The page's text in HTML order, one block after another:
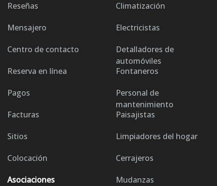
Reseñas
Mensajero
Centro de contacto
Reserva en línea
Pagos
Facturas
Sitios
Colocación
Asociaciones
Climatización
Electricistas
Detalladores de
automóviles
Fontaneros
Personal de
mantenimiento
Paisajistas
Limpiadores del hogar
Cerrajeros
Mudanzas